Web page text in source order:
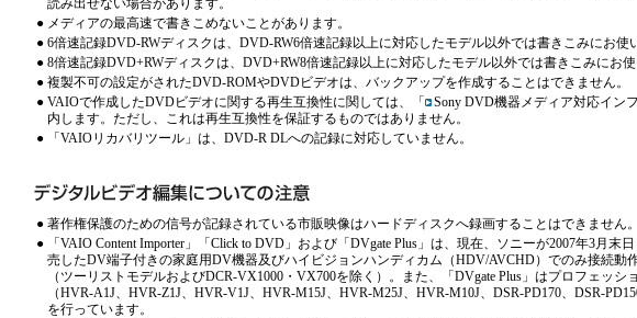
読み出せない場合があります。
● メディアの最高速で書きこめないことがあります。
● 6倍速記録DVD-RWディスクは、DVD-RW6倍速記録以上に対応したモデル以外では書きこみにお使
● 8倍速記録DVD+RWディスクは、DVD+RW8倍速記録以上に対応したモデル以外では書きこみにお使
● 複製不可の設定がされたDVD-ROMやDVDビデオは、バックアップを作成することはできません。
● VAIOで作成したDVDビデオに関する再生互換性に関しては、「 Sony DVD機器メディア対応イン
内します。ただし、これは再生互換性を保証するものではありません。
●
「VAIOリカバリツール」は、DVD-R DLへの記録に対応していません。
● 著作権保護のための信号が記録されている市販映像はハードディスクへ録画することはできません。
●
「VAIO Content Importer」「Click to DVD」および「DVgate Plus」は、現在、ソニーが2007年3月末
売したDV端子付きの家庭用DV機器及びハイビジョンハンディカム（HDV/AVCHD）でのみ接続動
（ツーリストモデルおよびDCR-VX1000・VX700を除く）。また、「DVgate Plus」はプロフェッシ
（HVR-A1J、HVR-Z1J、HVR-V1J、HVR-M15J、HVR-M25J、HVR-M10J、DSR-PD170、DSR-
を行っています。